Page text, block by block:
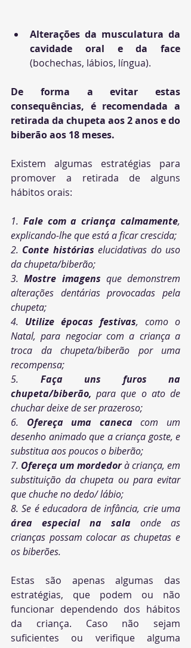
Alterações da musculatura da
cavidade oral e da face
(bochechas, lábios, língua).
De forma a evitar estas
consequências, é recomendada a
retirada da chupeta aos 2 anos e do
biberão aos 18 meses.
Existem algumas estratégias para
promover a retirada de alguns
hábitos orais:
1. Fale com a criança calmamente,
explicando-lhe que está a ficar crescida;
2. Conte histórias elucidativas do uso
da chupeta/biberão;
3. Mostre imagens que demonstrem
alterações dentárias provocadas pela
chupeta;
4. Utilize épocas festivas, como o
Natal, para negociar com a criança a
troca da chupeta/biberão por uma
recompensa;
5. Faça uns furos na
chupeta/biberão, para que o ato de
chuchar deixe de ser prazeroso;
6. Ofereça uma caneca com um
desenho animado que a criança goste, e
substitua aos poucos o biberão;
7. Ofereça um mordedor à criança, em
substituição da chupeta ou para evitar
que chuche no dedo/ lábio;
área especial na sala onde as
crianças possam colocar as chupetas e
os biberões.
Estas são apenas algumas das
estratégias, que podem ou não
funcionar dependendo dos hábitos
da criança. Caso não sejam
suficientes ou verifique alguma